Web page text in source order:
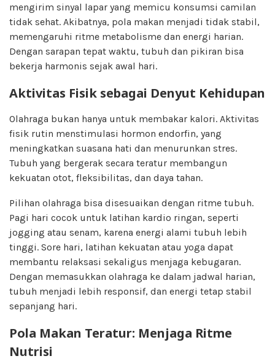
mengirim sinyal lapar yang memicu konsumsi camilan
tidak sehat. Akibatnya, pola makan menjadi tidak stabil,
memengaruhi ritme metabolisme dan energi harian.
Dengan sarapan tepat waktu, tubuh dan pikiran bisa
bekerja harmonis sejak awal hari.
Aktivitas Fisik sebagai Denyut Kehidupan
Olahraga bukan hanya untuk membakar kalori. Aktivitas
fisik rutin menstimulasi hormon endorfin, yang
meningkatkan suasana hati dan menurunkan stres.
Tubuh yang bergerak secara teratur membangun
kekuatan otot, fleksibilitas, dan daya tahan.
Pilihan olahraga bisa disesuaikan dengan ritme tubuh.
Pagi hari cocok untuk latihan kardio ringan, seperti
jogging atau senam, karena energi alami tubuh lebih
tinggi. Sore hari, latihan kekuatan atau yoga dapat
membantu relaksasi sekaligus menjaga kebugaran.
Dengan memasukkan olahraga ke dalam jadwal harian,
tubuh menjadi lebih responsif, dan energi tetap stabil
sepanjang hari.
Pola Makan Teratur: Menjaga Ritme
Nutrisi